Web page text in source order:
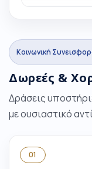
Κοινωνική
Δωρεές &
Δράσεις
με ουσιαστικό
01